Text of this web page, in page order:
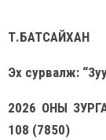
Т.БАТСАЙХАН
Эх сурвалж:
2026 ОНЫ
108 (7850)